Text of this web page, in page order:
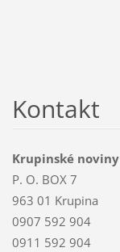
Kontakt
Krupinské noviny
P. O. BOX 7
963 01 Krupina
0907 592 904
0911 592 904